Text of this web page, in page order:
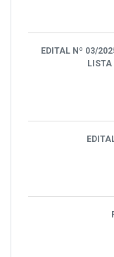
EDITAL Nº 03/
LISTA